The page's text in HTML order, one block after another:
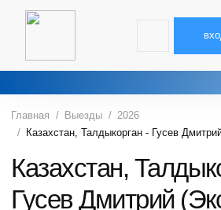
Главная Выезды
2026
Казахстан, Талдыкорган - Гусев
Казахстан,
Гусев Дмитрий